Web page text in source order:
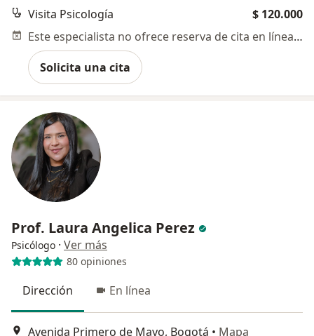
Visita Psicología
$ 120.000
Este especialista no ofrece reserva de cita en línea en esta dirección.
Solicita una cita
Prof. Laura Angelica Perez
Psicólogo · Ver más
80 opiniones
Dirección En línea
Avenida Primero de Mayo, Bogotá • Mapa